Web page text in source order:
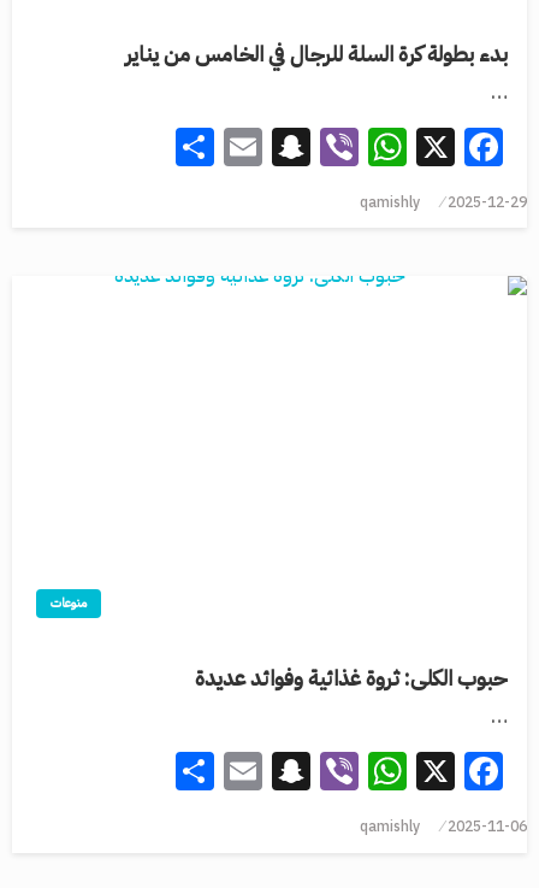
بدء بطولة كرة السلة للرجال في الخامس من يناير
…
Facebook
X
WhatsApp
Viber
Snapchat
Email
2025-12-29
qamishly
منوعات
حبوب الكلى: ثروة غذائية وفوائد عديدة
…
Facebook
X
WhatsApp
Viber
Snapchat
Email
2025-11-06
qamishly